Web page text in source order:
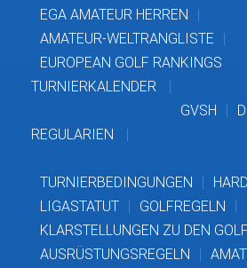
EGA AMATEUR HERREN
AMATEUR-WELTRANGLISTE
EUROPEAN GOLF RANKINGS
TURNIERKALENDER
GVSH
REGULARIEN
TURNIERBEDINGUNGEN
LIGASTATUT
GOLFREGELN
KLARSTELLUNGEN ZU DEN
AUSRÜSTUNGSREGELN